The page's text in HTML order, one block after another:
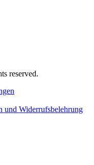
reserved.
und Widerrufsbelehrung